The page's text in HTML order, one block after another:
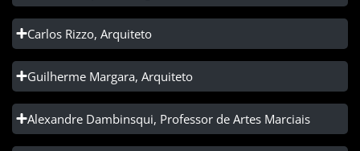
Carlos Rizzo, Arquiteto
Guilherme Margara, Arquiteto
Alexandre Dambinsqui, Professor de Artes Marciais